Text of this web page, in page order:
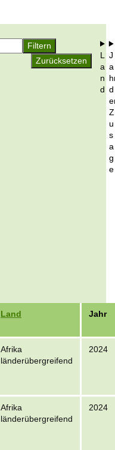
L
a
n
d
J
a
d
Z
u
s
a
g
e
Land Jahr
Afrika
länderübergreifend
2024
Afrika
länderübergreifend
2024